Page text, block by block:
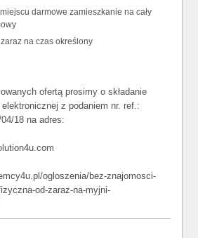
darmowe zamieszkanie na cały
na czas określony
ofertą prosimy o składanie
z podaniem nr. ref.:
18 na adres:
ogloszenia/bez-znajomosci-
od-zaraz-na-myjni-